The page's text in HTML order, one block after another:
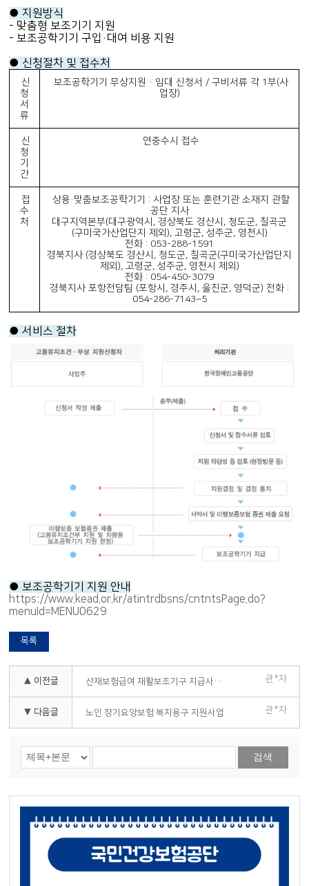
● 지원방식
- 맞춤형 보조기기 지원
- 보조공학기기 구입 · 대여 비용 지원
● 신청절차 및 접수처
신
청
서
류
보조공학기기 무상지원 · 임대 신청서 / 구비서류 각 1부(사
업장)
신
청
기
간
연중수시 접수
접
수
처
상용·맞춤보조공학기기 : 사업장 또는 훈련기관 소재지 관할
공단 지사
대구지역본부(대구광역시, 경상북도 경산시, 청도군, 칠곡군
(구미국가산업단지 제외), 고령군, 성주군, 영천시)
전화 : 053-288-1591
경북지사 (경상북도 경산시, 청도군, 칠곡군(구미국가산업단지
제외), 고령군, 성주군, 영천시 제외)
전화 : 054-450-3079
경북지사 포항전담팀 (포항시, 경주시, 울진군, 영덕군) 전화 :
054-286-7143~5
● 서비스 절차
● 보조공학기기 지원 안내
https://www.kead.or.kr/atintrdbsns/cntntsPage.do?
menuId=MENU0629
목록
▲ 이전글 산재보험급여 재활보조기구 지급사업 (고용노동부) 관*자
▼ 다음글 노인 장기요양보험 복지용구 지원사업 관*자
검색